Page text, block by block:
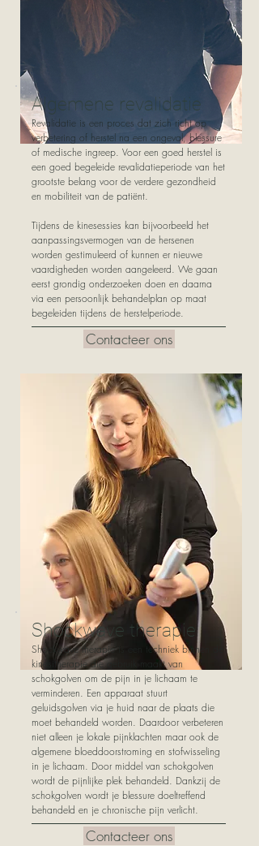
Algemene revalidatie
Revalidatie is een proces dat zich richt op
verbetering of herstel na een ongeval, blessure
of medische ingreep. Voor een goed herstel is
een goed begeleide revalidatieperiode van het
grootste belang voor de verdere gezondheid
en mobiliteit van de patiënt.
Tijdens de kinesessies kan bijvoorbeeld het
aanpassingsvermogen van de hersenen
worden gestimuleerd of kunnen er nieuwe
vaardigheden worden aangeleerd. We gaan
eerst grondig onderzoeken doen en daarna
via een persoonlijk behandelplan op maat
begeleiden tijdens de herstelperiode.
Contacteer ons
Shockwave therapie
Shockwave therapie is een techniek binnen de
kinesitherapie die gebruik maakt van
schokgolven om de pijn in je lichaam te
verminderen. Een apparaat stuurt
geluidsgolven via je huid naar de plaats die
moet behandeld worden. Daardoor verbeteren
niet alleen je lokale pijnklachten maar ook de
algemene bloeddoorstroming en stofwisseling
in je lichaam. Door middel van schokgolven
wordt de pijnlijke plek behandeld. Dankzij de
schokgolven wordt je blessure doeltreffend
behandeld en je chronische pijn verlicht.
Contacteer ons